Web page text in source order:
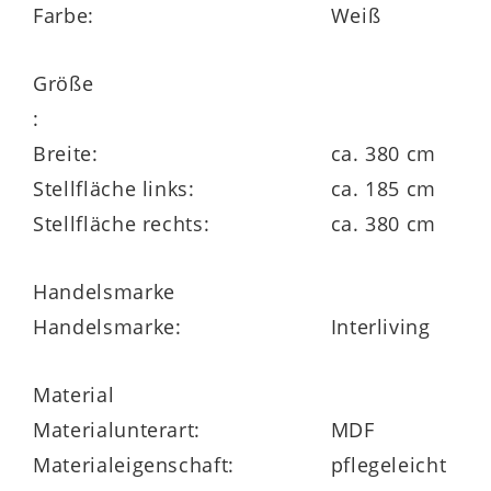
INder Energieeffizienzklasse A (Spektrum
mit der Energieeffizienzklasse E (Spektrum
A bis G) und das autarke
PCTACK6042IN
. Mitgeliefert wird überdies
eine hochwertige Edelstahl-Einbauspüle
inklusive verchromter Armatur. Gegen
dazu. Abgesehen von den erstklassigen
Einbaugeräten umfasst die Küche
Geschirr und Lebensmittel.
Farbe: Weiß
Größe
:
Breite:
ca. 380 cm
Stellfläche links:
ca. 185 cm
Stellfläche rechts:
ca. 380 cm
Handelsmarke
Handelsmarke:
Interliving
Material
Materialunterart:
MDF
Materialeigenschaft:
pflegeleicht